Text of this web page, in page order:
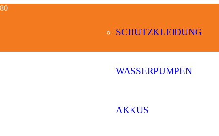
SCHUTZKLEIDUNG
WASSERPUMPEN
AKKUS